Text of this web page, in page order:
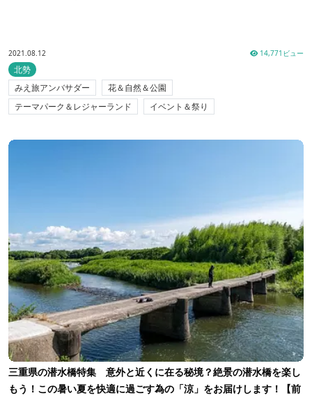
2021.08.12 14,771ビュー
北勢
みえ旅アンバサダー
花＆自然＆公園
テーマパーク＆レジャーランド
イベント＆祭り
三重県の潜水橋特集 意外と近くに在る秘境？絶景の潜水橋を楽し
もう！この暑い夏を快適に過ごす為の「涼」をお届けします！【前